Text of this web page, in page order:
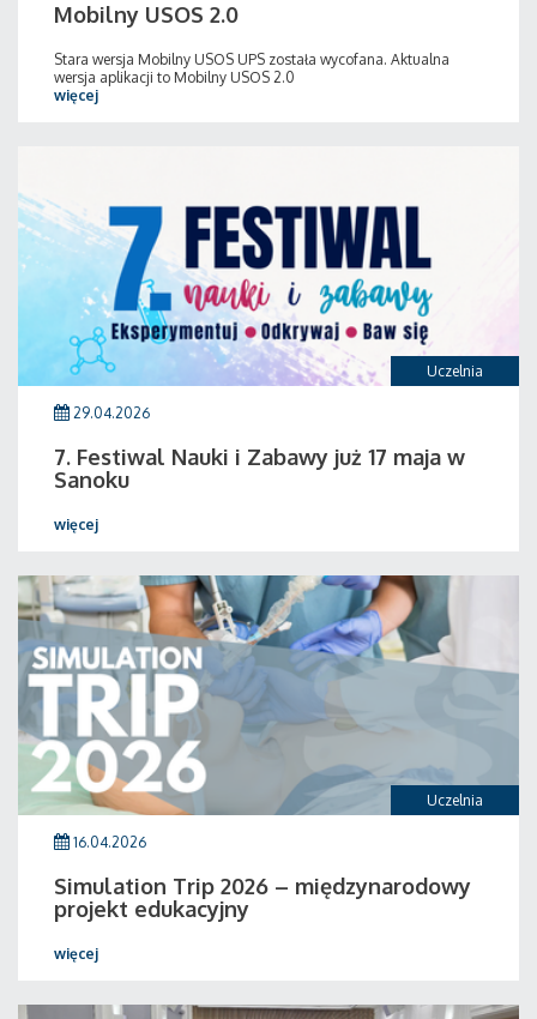
Mobilny USOS 2.0
Stara wersja Mobilny USOS UPS została wycofana. Aktualna
wersja aplikacji to Mobilny USOS 2.0
więcej
Uczelnia
29.04.2026
7. Festiwal Nauki i Zabawy już 17 maja w
Sanoku
więcej
Uczelnia
16.04.2026
Simulation Trip 2026 – międzynarodowy
projekt edukacyjny
więcej